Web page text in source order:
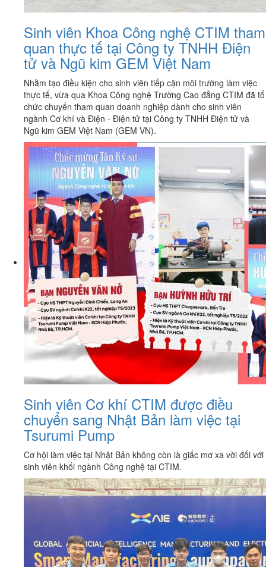
Sinh viên Khoa Công nghệ CTIM tham
quan thực tế tại Công ty TNHH Điện
tử và Ngũ kim GEM Việt Nam
Nhằm tạo điều kiện cho sinh viên tiếp cận môi trường làm việc
thực tế, vừa qua Khoa Công nghệ Trường Cao đẳng CTIM đã tổ
chức chuyến tham quan doanh nghiệp dành cho sinh viên
ngành Cơ khí và Điện - Điện tử tại Công ty TNHH Điện tử và
Ngũ kim GEM Việt Nam (GEM VN).
Sinh viên Cơ khí CTIM được điều
chuyển sang Nhật Bản làm việc tại
Tsurumi Pump
Cơ hội làm việc tại Nhật Bản không còn là giấc mơ xa vời đối với
sinh viên khối ngành Công nghệ tại CTIM.